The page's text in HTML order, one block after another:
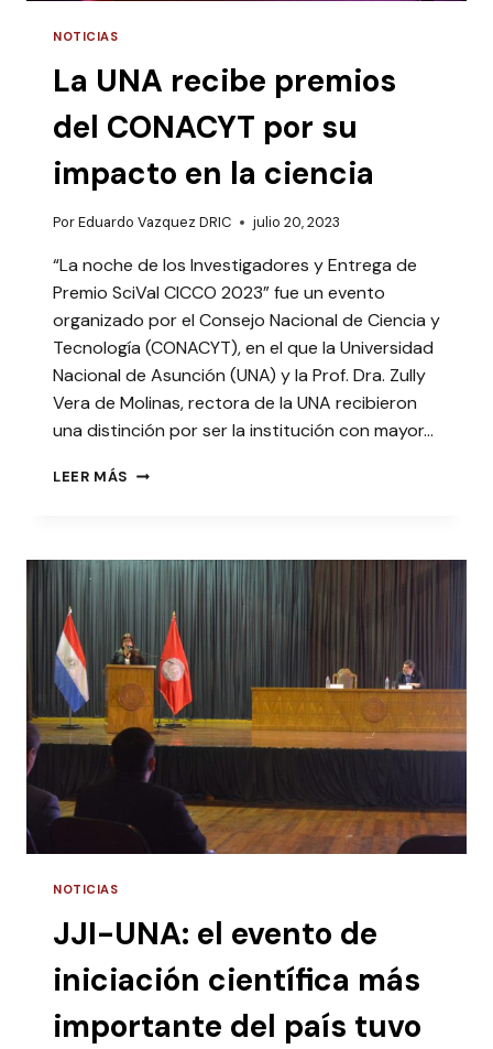
NOTICIAS
La UNA recibe premios
del CONACYT por su
impacto en la ciencia
PorEduardo Vazquez DRIC julio 20, 2023
“La noche de los Investigadores y Entrega de
Premio SciVal CICCO 2023” fue un evento
organizado por el Consejo Nacional de Ciencia y
Tecnología (CONACYT), en el que la Universidad
Nacional de Asunción (UNA) y la Prof. Dra. Zully
Vera de Molinas, rectora de la UNA recibieron
una distinción por ser la institución con mayor…
LEER MÁS LA
DEL
CONACYT
IMPACTO
EN
LA
CIENCIA
NOTICIAS
JJI-UNA: el evento de
iniciación científica más
importante del país tuvo